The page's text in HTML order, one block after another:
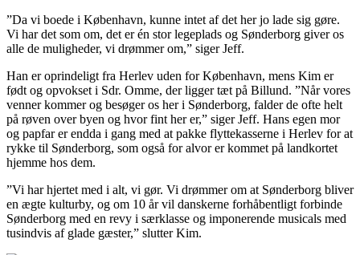
”Da vi boede i København, kunne intet af det her jo lade sig gøre.
Vi har det som om, det er én stor legeplads og Sønderborg giver os
alle de muligheder, vi drømmer om,” siger Jeff.
Han er oprindeligt fra Herlev uden for København, mens Kim er
født og opvokset i Sdr. Omme, der ligger tæt på Billund. ”Når vores
venner kommer og besøger os her i Sønderborg, falder de ofte helt
på røven over byen og hvor fint her er,” siger Jeff. Hans egen mor
og papfar er endda i gang med at pakke flyttekasserne i Herlev for at
rykke til Sønderborg, som også for alvor er kommet på landkortet
hjemme hos dem.
”Vi har hjertet med i alt, vi gør. Vi drømmer om at Sønderborg bliver
en ægte kulturby, og om 10 år vil danskerne forhåbentligt forbinde
Sønderborg med en revy i særklasse og imponerende musicals med
tusindvis af glade gæster,” slutter Kim.